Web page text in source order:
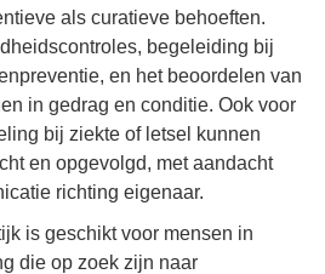
als curatieve behoeften.
begeleiding bij
en het beoordelen van
in gedrag en conditie. Ook voor
bij ziekte of letsel kunnen
en opgevolgd, met aandacht
richting eigenaar.
is geschikt voor mensen in
die op zoek zijn naar